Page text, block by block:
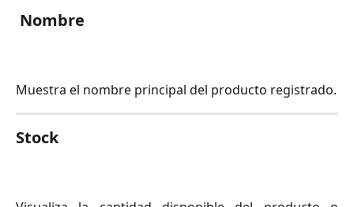
Nombre
Muestra el nombre principal del producto registrado.
Stock